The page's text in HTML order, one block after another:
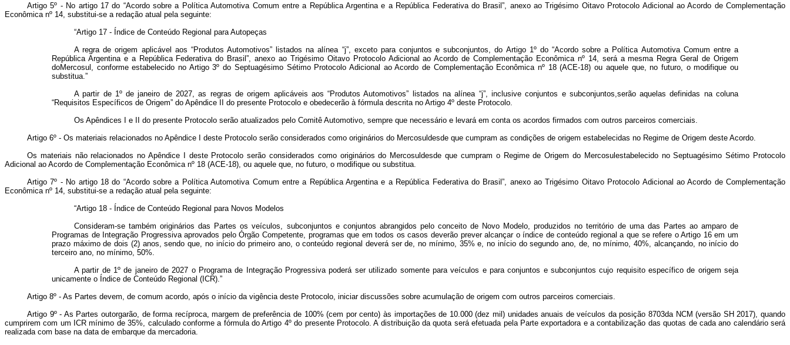
Artigo 5º - No artigo 17 do “Acordo sobre a Política Automotiva Comum entre a República Argentina e a República Federativa do Brasil”, anexo ao Trigésimo Oitavo Protocolo Adicional ao Acordo de Complementação
Econômica nº 14, substitui-se a redação atual pela seguinte:
“Artigo 17 - Índice de Conteúdo Regional para Autopeças
A regra de origem aplicável aos “Produtos Automotivos” listados na alínea “j”, exceto para conjuntos e subconjuntos, do Artigo 1º do “Acordo sobre a Política Automotiva Comum entre a
República Argentina e a República Federativa do Brasil”, anexo ao Trigésimo Oitavo Protocolo Adicional ao Acordo de Complementação Econômica nº 14, será a mesma Regra Geral de Origem
doMercosul, conforme estabelecido no Artigo 3º do Septuagésimo Sétimo Protocolo Adicional ao Acordo de Complementação Econômica nº 18 (ACE-18) ou aquele que, no futuro, o modifique ou
substitua.”
A partir de 1º de janeiro de 2027, as regras de origem aplicáveis aos “Produtos Automotivos” listados na alínea “j”, inclusive conjuntos e subconjuntos,serão aquelas definidas na coluna
“Requisitos Específicos de Origem” do Apêndice II do presente Protocolo e obedecerão à fórmula descrita no Artigo 4º deste Protocolo.
Os Apêndices I e II do presente Protocolo serão atualizados pelo Comitê Automotivo, sempre que necessário e levará em conta os acordos firmados com outros parceiros comerciais.
Artigo 6º - Os materiais relacionados no Apêndice I deste Protocolo serão considerados como originários do Mercosuldesde que cumpram as condições de origem estabelecidas no Regime de Origem deste Acordo.
Os materiais não relacionados no Apêndice I deste Protocolo serão considerados como originários do Mercosuldesde que cumpram o Regime de Origem do Mercosulestabelecido no Septuagésimo Sétimo Protocolo
Adicional ao Acordo de Complementação Econômica nº 18 (ACE-18), ou aquele que, no futuro, o modifique ou substitua
Artigo 7º - No artigo 18 do “Acordo sobre a Política Automotiva Comum entre a República Argentina e a República Federativa do Brasil”, anexo ao Trigésimo Oitavo Protocolo Adicional ao Acordo de Complementação
Econômica nº 14, substitui-se a redação atual pela seguinte:
“Artigo 18 - Índice de Conteúdo Regional para Novos Modelos
Consideram-se também originários das Partes os veículos, subconjuntos e conjuntos abrangidos pelo conceito de Novo Modelo, produzidos no território de uma das Partes ao amparo de
Programas de Integração Progressiva aprovados pelo Órgão Competente, programas que em todos os casos deverão prever alcançar o índice de conteúdo regional a que se refere o Artigo 16 em um
prazo máximo de dois (2) anos, sendo que, no início do primeiro ano, o conteúdo regional deverá ser de, no mínimo, 35% e, no início do segundo ano, de, no mínimo, 40%, alcançando, no início do
terceiro ano, no mínimo, 50%.
A partir de 1º de janeiro de 2027 o Programa de Integração Progressiva poderá ser utilizado somente para veículos e para conjuntos e subconjuntos cujo requisito específico de origem seja
unicamente o Índice de Conteúdo Regional (ICR).”
Artigo 8º - As Partes devem, de comum acordo, após o início da vigência deste Protocolo, iniciar discussões sobre acumulação de origem com outros parceiros comerciais.
Artigo 9º - As Partes outorgarão, de forma recíproca, margem de preferência de 100% (cem por cento) às importações de 10.000 (dez mil) unidades anuais de veículos da posição 8703da NCM (versão SH 2017), quando
cumprirem com um ICR mínimo de 35%, calculado conforme a fórmula do Artigo 4º do presente Protocolo.A distribuição da quota será efetuada pela Parte exportadora e a contabilização das quotas de cada ano calendário será
realizada com base na data de embarque da mercadoria.